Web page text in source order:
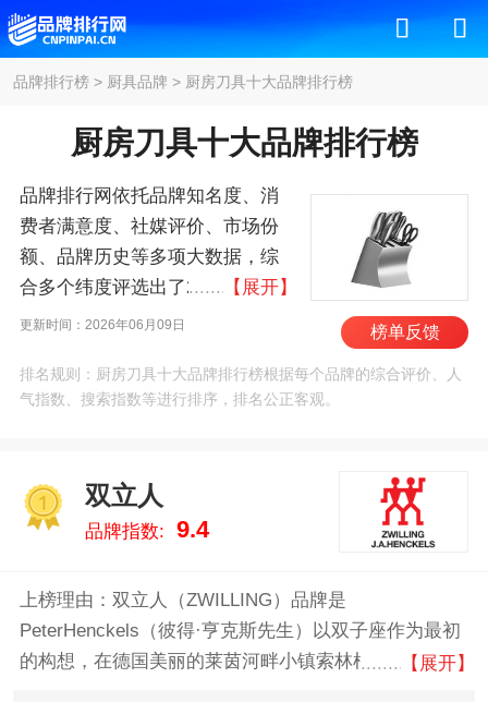
品牌排行榜> 厨具品牌 > 厨房刀具十大品牌排行榜
厨房刀具十大品牌排行榜
品牌排行网依托品牌知名度、消
费者满意度、社媒评价、市场份
额、品牌历史等多项大数据，综
合多个纬度评选出了2026年厨房
刀具十大品牌排行榜，其中前十
叉/Wusthof、福腾宝/WMF、京
瓷/KYOCERA、YAXELL、张小
据告诉您厨房刀具什么牌子好，
供您参考。
【展开】
更新时间：2026年06月09日 榜单反馈
排名规则：厨房刀具十大品牌排行榜根据每个品牌的综合评价、人
气指数、搜索指数等进行排序，排名公正客观。
双立人
品牌指数: 9.4
上榜理由：双立人（ZWILLING）品牌是
PeterHenckels（彼得·亨克斯先生）以双子座作为最初
的构想，在德国美丽的莱茵河畔小镇索林根创立的品
【展开】